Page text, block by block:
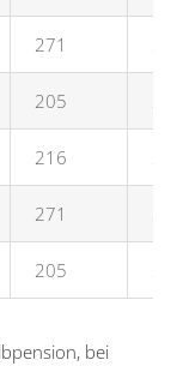
271
205
216
271
205
bei